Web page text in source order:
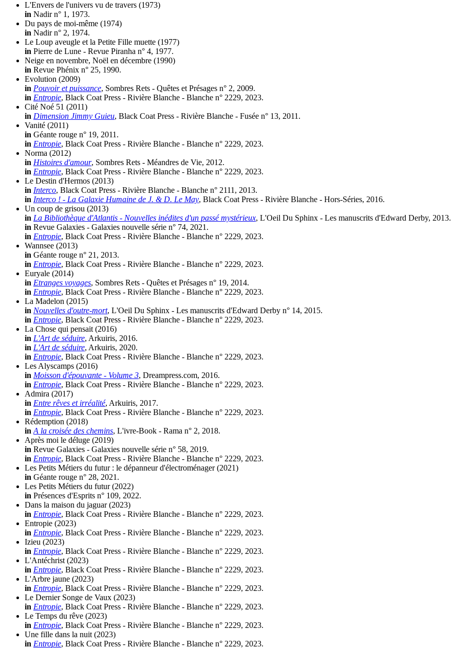
L'Envers de l'univers vu de travers (1973)
in Nadir n° 1, 1973.
Du pays de moi-même (1974)
in Nadir n° 2, 1974.
Le Loup aveugle et la Petite Fille muette (1977)
in Pierre de Lune - Revue Piranha n° 4, 1977.
Neige en novembre, Noël en décembre (1990)
in Revue Phénix n° 25, 1990.
Evolution (2009)
in Pouvoir et puissance, Sombres Rets - Quêtes et Présages n° 2, 2009.
in Entropie, Black Coat Press - Rivière Blanche - Blanche n° 2229, 2023.
Cité Noé 51 (2011)
in Dimension Jimmy Guieu, Black Coat Press - Rivière Blanche - Fusée n° 13, 2011.
Vanité (2011)
in Géante rouge n° 19, 2011.
in Entropie, Black Coat Press - Rivière Blanche - Blanche n° 2229, 2023.
Norma (2012)
in Histoires d'amour, Sombres Rets - Méandres de Vie, 2012.
in Entropie, Black Coat Press - Rivière Blanche - Blanche n° 2229, 2023.
Le Destin d'Hermos (2013)
in Interco, Black Coat Press - Rivière Blanche - Blanche n° 2111, 2013.
in Interco ! - La Galaxie Humaine de J. & D. Le May, Black Coat Press - Rivière Blanche - Hors-Séries, 2016.
Un coup de grisou (2013)
in La Bibliothèque d'Atlantis - Nouvelles inédites d'un passé mystérieux, L'Oeil Du Sphinx - Les manuscrits d'Edward Derby, 2013.
in Revue Galaxies - Galaxies nouvelle série n° 74, 2021.
in Entropie, Black Coat Press - Rivière Blanche - Blanche n° 2229, 2023.
Wannsee (2013)
in Géante rouge n° 21, 2013.
in Entropie, Black Coat Press - Rivière Blanche - Blanche n° 2229, 2023.
Euryale (2014)
in Etranges voyages, Sombres Rets - Quêtes et Présages n° 19, 2014.
in Entropie, Black Coat Press - Rivière Blanche - Blanche n° 2229, 2023.
La Madelon (2015)
in Nouvelles d'outre-mort, L'Oeil Du Sphinx - Les manuscrits d'Edward Derby n° 14, 2015.
in Entropie, Black Coat Press - Rivière Blanche - Blanche n° 2229, 2023.
La Chose qui pensait (2016)
in L'Art de séduire, Arkuiris, 2016.
in L'Art de séduire, Arkuiris, 2020.
in Entropie, Black Coat Press - Rivière Blanche - Blanche n° 2229, 2023.
Les Alyscamps (2016)
in Moisson d'épouvante - Volume 3, Dreampress.com, 2016.
in Entropie, Black Coat Press - Rivière Blanche - Blanche n° 2229, 2023.
Admira (2017)
in Entre rêves et irréalité, Arkuiris, 2017.
in Entropie, Black Coat Press - Rivière Blanche - Blanche n° 2229, 2023.
Rédemption (2018)
in A la croisée des chemins, L'ivre-Book - Rama n° 2, 2018.
Après moi le déluge (2019)
in Revue Galaxies - Galaxies nouvelle série n° 58, 2019.
in Entropie, Black Coat Press - Rivière Blanche - Blanche n° 2229, 2023.
Les Petits Métiers du futur : le dépanneur d'électroménager (2021)
in Géante rouge n° 28, 2021.
Les Petits Métiers du futur (2022)
in Présences d'Esprits n° 109, 2022.
Dans la maison du jaguar (2023)
in Entropie, Black Coat Press - Rivière Blanche - Blanche n° 2229, 2023.
Entropie (2023)
in Entropie, Black Coat Press - Rivière Blanche - Blanche n° 2229, 2023.
Izieu (2023)
in Entropie, Black Coat Press - Rivière Blanche - Blanche n° 2229, 2023.
L'Antéchrist (2023)
in Entropie, Black Coat Press - Rivière Blanche - Blanche n° 2229, 2023.
L'Arbre jaune (2023)
in Entropie, Black Coat Press - Rivière Blanche - Blanche n° 2229, 2023.
Le Dernier Songe de Vaux (2023)
in Entropie, Black Coat Press - Rivière Blanche - Blanche n° 2229, 2023.
Le Temps du rêve (2023)
in Entropie, Black Coat Press - Rivière Blanche - Blanche n° 2229, 2023.
Une fille dans la nuit (2023)
in Entropie, Black Coat Press - Rivière Blanche - Blanche n° 2229, 2023.